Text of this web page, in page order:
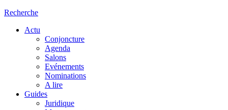
Recherche
Actu
Conjoncture
Agenda
Salons
Evénements
Nominations
A lire
Guides
Juridique